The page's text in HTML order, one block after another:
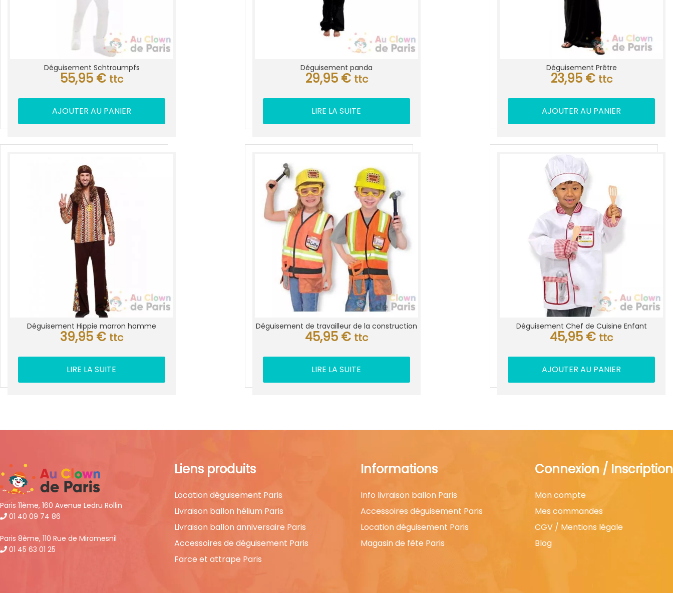
Déguisement Schtroumpfs
55,95 € ttc
AJOUTER AU PANIER
Déguisement panda
29,95 € ttc
LIRE LA SUITE
Déguisement Prêtre
23,95 € ttc
AJOUTER AU PANIER
Déguisement Hippie marron homme
39,95 € ttc
LIRE LA SUITE
Déguisement de travailleur de la construction
45,95 € ttc
LIRE LA SUITE
Déguisement Chef de Cuisine Enfant
45,95 € ttc
AJOUTER AU PANIER
Paris 11ème, 160 Avenue Ledru Rollin
01 40 09 74 86
Paris 8ème, 110 Rue de Miromesnil
01 45 63 01 25
Liens produits
Location déguisement Paris
Livraison ballon hélium Paris
Livraison ballon anniversaire Paris
Accessoires de déguisement Paris
Farce et attrape Paris
Informations
Info livraison ballon Paris
Accessoires déguisement Paris
Location déguisement Paris
Magasin de fête Paris
Connexion / Inscription
Mon compte
Mes commandes
CGV / Mentions légale
Blog